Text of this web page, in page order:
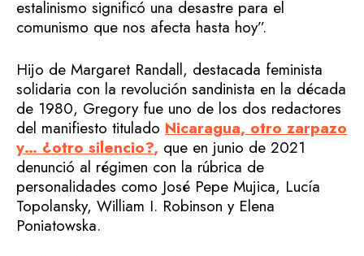
estalinismo significó una desastre para el
comunismo que nos afecta hasta hoy”.
Hijo de Margaret Randall, destacada feminista
solidaria con la revolución sandinista en la década
de 1980, Gregory fue uno de los dos redactores
del manifiesto titulado Nicaragua, otro zarpazo
y… ¿otro silencio?, que en junio de 2021
denunció al régimen con la rúbrica de
personalidades como José Pepe Mujica, Lucía
Topolansky, William I. Robinson y Elena
Poniatowska.